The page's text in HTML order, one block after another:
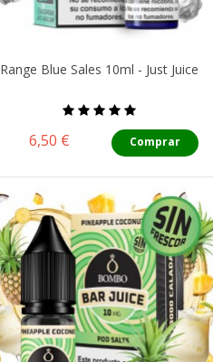
Range Blue Sales 10ml - Just Juice
Precio
6,50 € Comprar